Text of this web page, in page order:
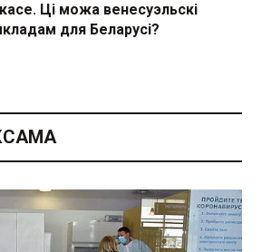
Ці можа венесуэльскі
для Беларусі?